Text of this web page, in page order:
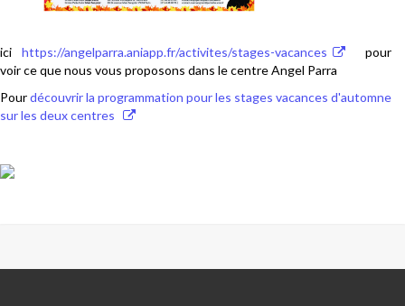
ici https://angelparra.aniapp.fr/activites/stages-vacances
pour
voir ce que nous vous proposons dans le centre Angel Parra
Pourdécouvrir la programmation pour les stages vacances d'automne
sur les deux centres